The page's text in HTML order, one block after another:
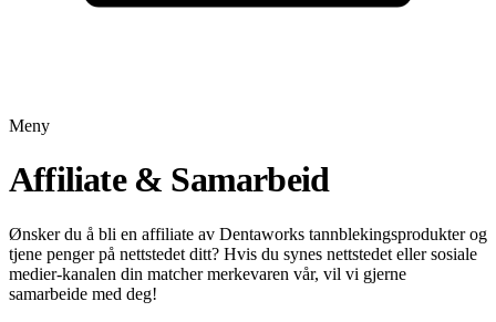
Meny
Affiliate & Samarbeid
Ønsker du å bli en affiliate av Dentaworks tannblekingsprodukter og
tjene penger på nettstedet ditt? Hvis du synes nettstedet eller sosiale
medier-kanalen din matcher merkevaren vår, vil vi gjerne
samarbeide med deg!